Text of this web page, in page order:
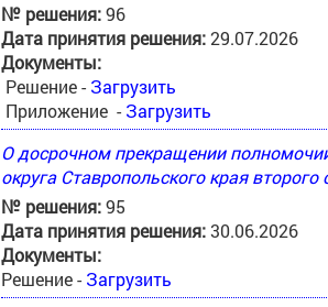
№ решения:96
Дата принятия решения:29.07.2026
Документы:
Решение - Загрузить
Приложение - Загрузить
О досрочном прекращении
округа Ставропольского края
№ решения:95
Дата принятия решения:30.06.2026
Документы:
Решение - Загрузить